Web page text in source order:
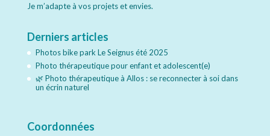
Je m’adapte à vos projets et envies.
Derniers articles
Photos bike park Le Seignus été 2025
Photo thérapeutique pour enfant et adolescent(e)
🌿 Photo thérapeutique à Allos : se reconnecter à soi dans
un écrin naturel
Coordonnées